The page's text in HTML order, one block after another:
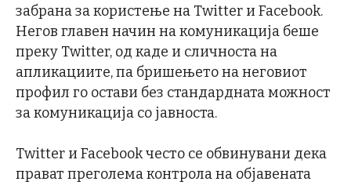
забрана за користење на Twitter и Facebook.
Негов главен начин на комуникација беше
преку Twitter, од каде и сличноста на
апликациите, па бришењето на неговиот
профил го остави без стандардната можност
за комуникација со јавноста.
Twitter и Facebook често се обвинувани дека
прават преголема контрола на објавената